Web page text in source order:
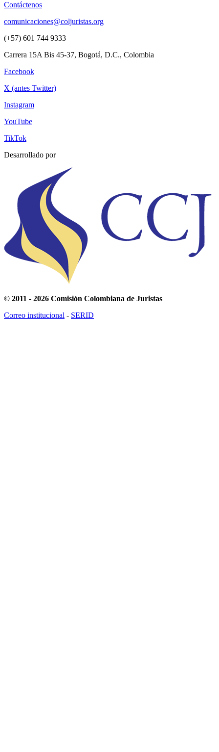
Contáctenos
comunicaciones@coljuristas.org
(+57) 601 744 9333
Carrera 15A Bis 45-37, Bogotá, D.C., Colombia
Facebook
X (antes Twitter)
Instagram
YouTube
TikTok
Desarrollado por
© 2011 - 2026 Comisión Colombiana de Juristas
Correo institucional - SERID